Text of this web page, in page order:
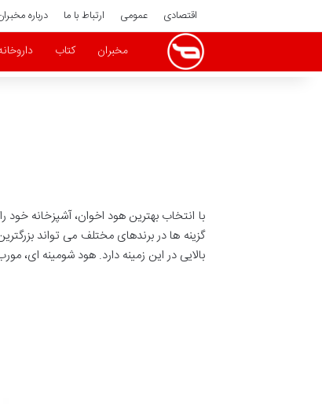
اقتصادی عمومی ارتباط با ما درباره
مخبران کتاب
با انتخاب بهترین هود اخوان، آشپزخانه
گزینه ها در برندهای مختلف می تواند
بالایی در این زمینه دارد. هود شومینه ای،